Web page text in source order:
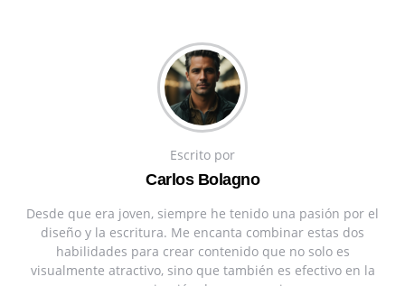
Escrito por
Carlos Bolagno
Desde que era joven, siempre he tenido una pasión por el
diseño y la escritura. Me encanta combinar estas dos
habilidades para crear contenido que no solo es
visualmente atractivo, sino que también es efectivo en la